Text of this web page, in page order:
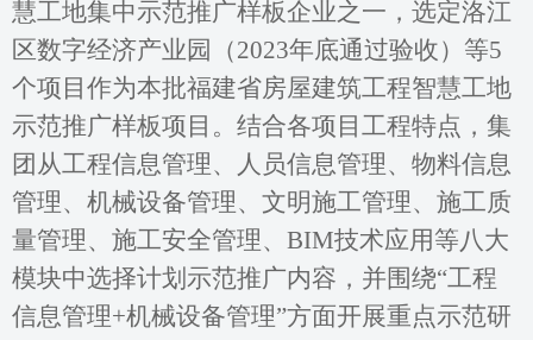
慧工地集中示范推广样板企业之一，选定洛江
区数字经济产业园（2023年底通过验收）等5
个项目作为本批福建省房屋建筑工程智慧工地
示范推广样板项目。结合各项目工程特点，集
团从工程信息管理、人员信息管理、物料信息
管理、机械设备管理、文明施工管理、施工质
量管理、施工安全管理、BIM技术应用等八大
模块中选择计划示范推广内容，并围绕“工程
信息管理+机械设备管理”方面开展重点示范研